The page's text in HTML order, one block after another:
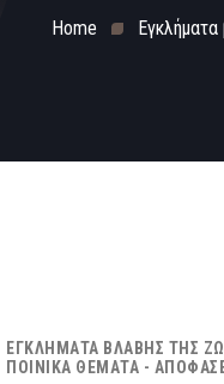
Home
ΕΓΚΛΉΜΑΤΑ ΒΛΆΒΗΣ ΤΗΣ
ΠΟΙΝΙΚΆ ΘΈΜΑΤΑ -